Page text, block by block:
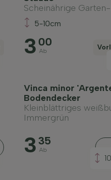
Scheinährige
5-10cm
3 00
Ab
Vinca minor
Bodendecker
Kleinblättriges
Immergrün
3 35
Ab